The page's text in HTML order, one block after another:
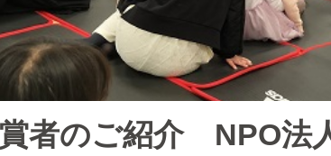
者のご紹介 NPO法